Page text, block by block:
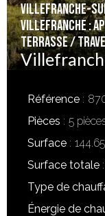
VILLEFRANCHE-
Villefranche :
Terrasse /
Référence
Pièces
5
Surface
Surface totale
Type de
Énergie de